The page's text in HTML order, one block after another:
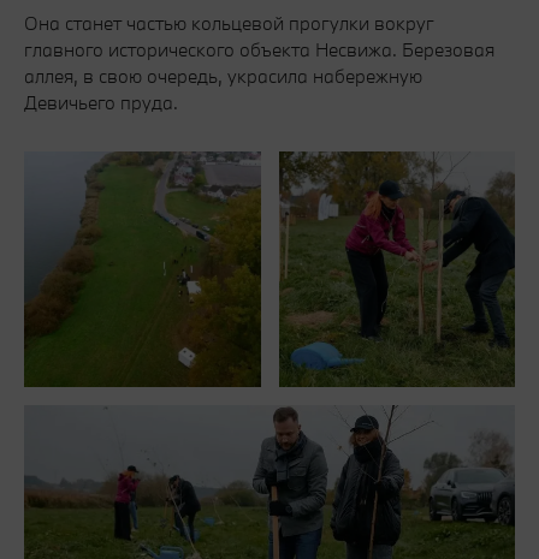
Она станет частью кольцевой прогулки вокруг
главного исторического объекта Несвижа. Березовая
аллея, в свою очередь, украсила набережную
Девичьего пруда.